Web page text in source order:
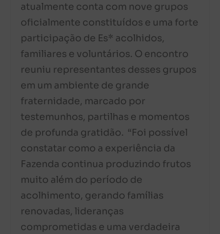
atualmente conta com nove grupos
oficialmente constituídos e uma forte
participação de Es* acolhidos,
familiares e voluntários. O encontro
reuniu representantes desses grupos
em um ambiente de grande
fraternidade, marcado por
testemunhos, partilhas e momentos
de profunda gratidão. “Foi possível
constatar como a experiência da
Fazenda continua produzindo frutos
muito além do período de
acolhimento, gerando famílias
renovadas, lideranças
comprometidas e uma verdadeira